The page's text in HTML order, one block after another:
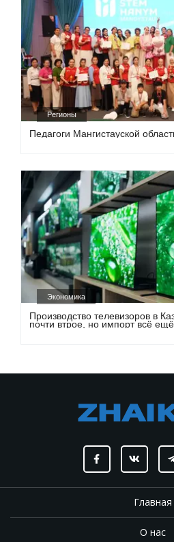
Регионы
Педагоги Мангистауской
Экономика
Производство телевизоров в
почти втрое, но импорт всё
Главная
О нас